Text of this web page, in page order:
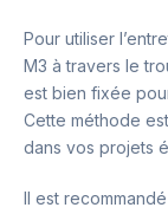
Pour utiliser
M3 à travers le
est bien fixée
Cette méthode
dans vos projets
Il est